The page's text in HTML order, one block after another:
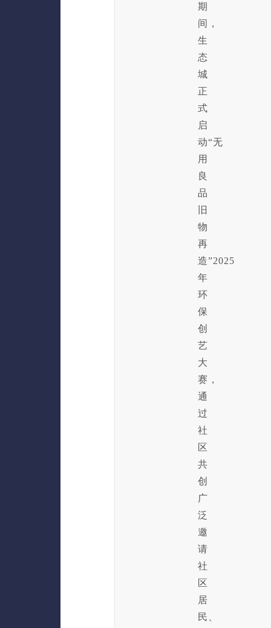
期
间，
生
态
城
正
式
启
动“无
用
良
品
旧
物
再
造”2025
年
环
保
创
艺
大
赛，
通
过
社
区
共
创
广
泛
邀
请
社
区
居
民、